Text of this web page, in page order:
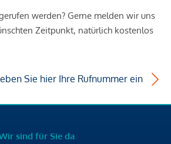
werden? Gerne melden wir uns
Zeitpunkt, natürlich kostenlos
Sie hier Ihre Rufnummer ein
sind für Sie da